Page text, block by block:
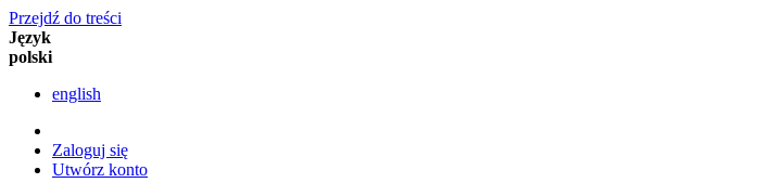
Przejdź do treści
Język
polski
english
Zaloguj się
Utwórz konto